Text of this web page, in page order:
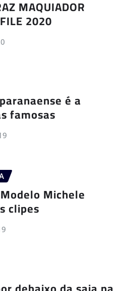
MAQUIADOR
2020
é a
famosas
Michele
clipes